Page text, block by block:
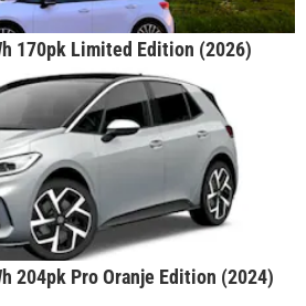
170pk Limited Edition (2026)
204pk Pro Oranje Edition (2024)